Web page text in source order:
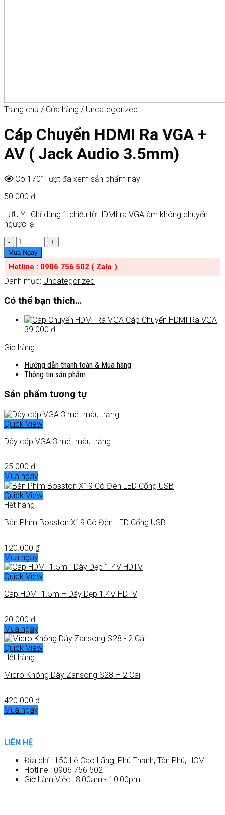
Trang chủ / Cửa hàng / Uncategorized
Cáp Chuyển HDMI Ra VGA +
AV ( Jack Audio 3.5mm)
Có 1701 lượt đã xem sản phẩm này
50.000 ₫
LƯU Ý : Chỉ dùng 1 chiều từ HDMI ra VGA âm không chuyển
ngược lại
Số
lượng
Mua Ngay
Hotline : 0906 756 502 ( Zalo )
Danh mục: Uncategorized
Có thể bạn thích…
Cáp Chuyển HDMI Ra VGA
39.000 ₫
Giỏ hàng
Hướng dẫn thanh toán & Mua hàng
Thông tin sản phẩm
Sản phẩm tương tự
Quick View
Dây cáp VGA 3 mét màu trắng
25.000 ₫
Mua ngay
Quick View
Hết hàng
Bàn Phím Bosston X19 Có Đèn LED Cổng USB
120.000 ₫
Mua ngay
Quick View
Cáp HDMI 1.5m – Dây Dẹp 1.4V HDTV
20.000 ₫
Mua ngay
Quick View
Hết hàng
Micro Không Dây Zansong S28 – 2 Cái
420.000 ₫
Mua ngay
LIÊN HỆ
Địa chỉ : 150 Lê Cao Lãng, Phú Thạnh, Tân Phú, HCM
Hotline : 0906 756 502
Giờ Làm Việc : 8:00am - 10:00pm